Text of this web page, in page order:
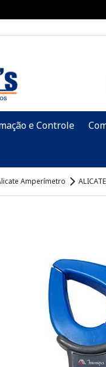
e Controle
Amperímetro